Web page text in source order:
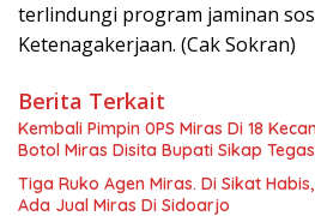
terlindungi program jaminan
Ketenagakerjaan. (Cak Sokran)
Berita Terkait
Kembali Pimpin 0PS Miras Di 18
Botol Miras Disita Bupati Sikap
Tiga Ruko Agen Miras. Di Sikat
Ada Jual Miras Di Sidoarjo